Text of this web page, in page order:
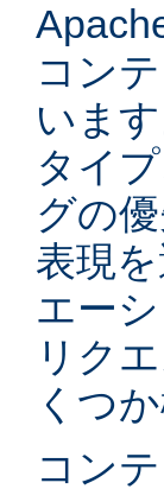
コン
いま
タイ
グの
表現
エー
リク
くつ
コン